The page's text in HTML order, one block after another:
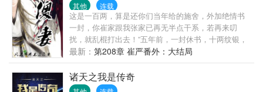
其他 连载
这是一百两，算是还你们当年给的施舍，外加绝情书
一封，你崔家跟我张家已再无半点干系，若再来叨
扰，就乱棍打出去！”五年前，一封休书，十两纹银，
他被夫家乱棍打出大门，一场大病，自此失了清明，
痴痴傻傻。五年后，夫家落难，流放青州，两人重遇
却已物是人非，一场祸乱，又是纠纠缠缠，越理越
乱。“如今我身价只有一两，不知道你可还愿意同我回
最新： 第208章 崔严番外：大结局
诸天之我是传奇